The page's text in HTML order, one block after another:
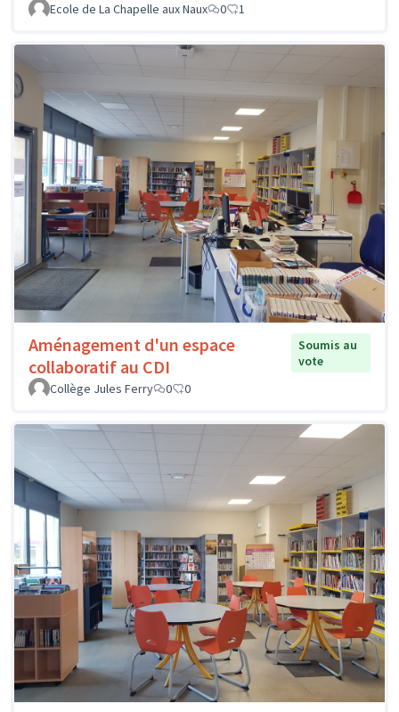
Ecole de La Chapelle aux Naux
0 1
Aménagement d'un espace
collaboratif au CDI
Soumis au
vote
Collège Jules Ferry
0 0